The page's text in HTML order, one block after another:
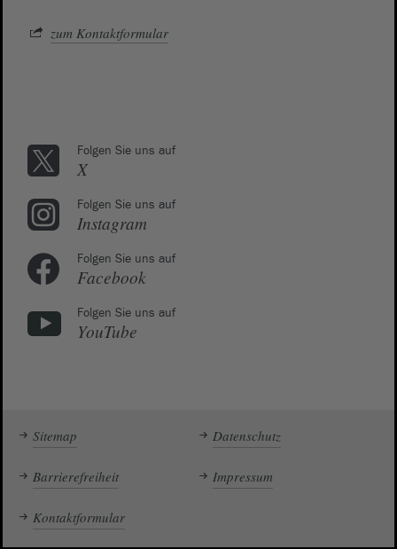
zum Kontaktformular
Folgen Sie uns auf
X
Folgen Sie uns auf
Instagram
Folgen Sie uns auf
Facebook
Folgen Sie uns auf
YouTube
Sitemap Datenschutz
Barrierefreiheit Impressum
Kontaktformular